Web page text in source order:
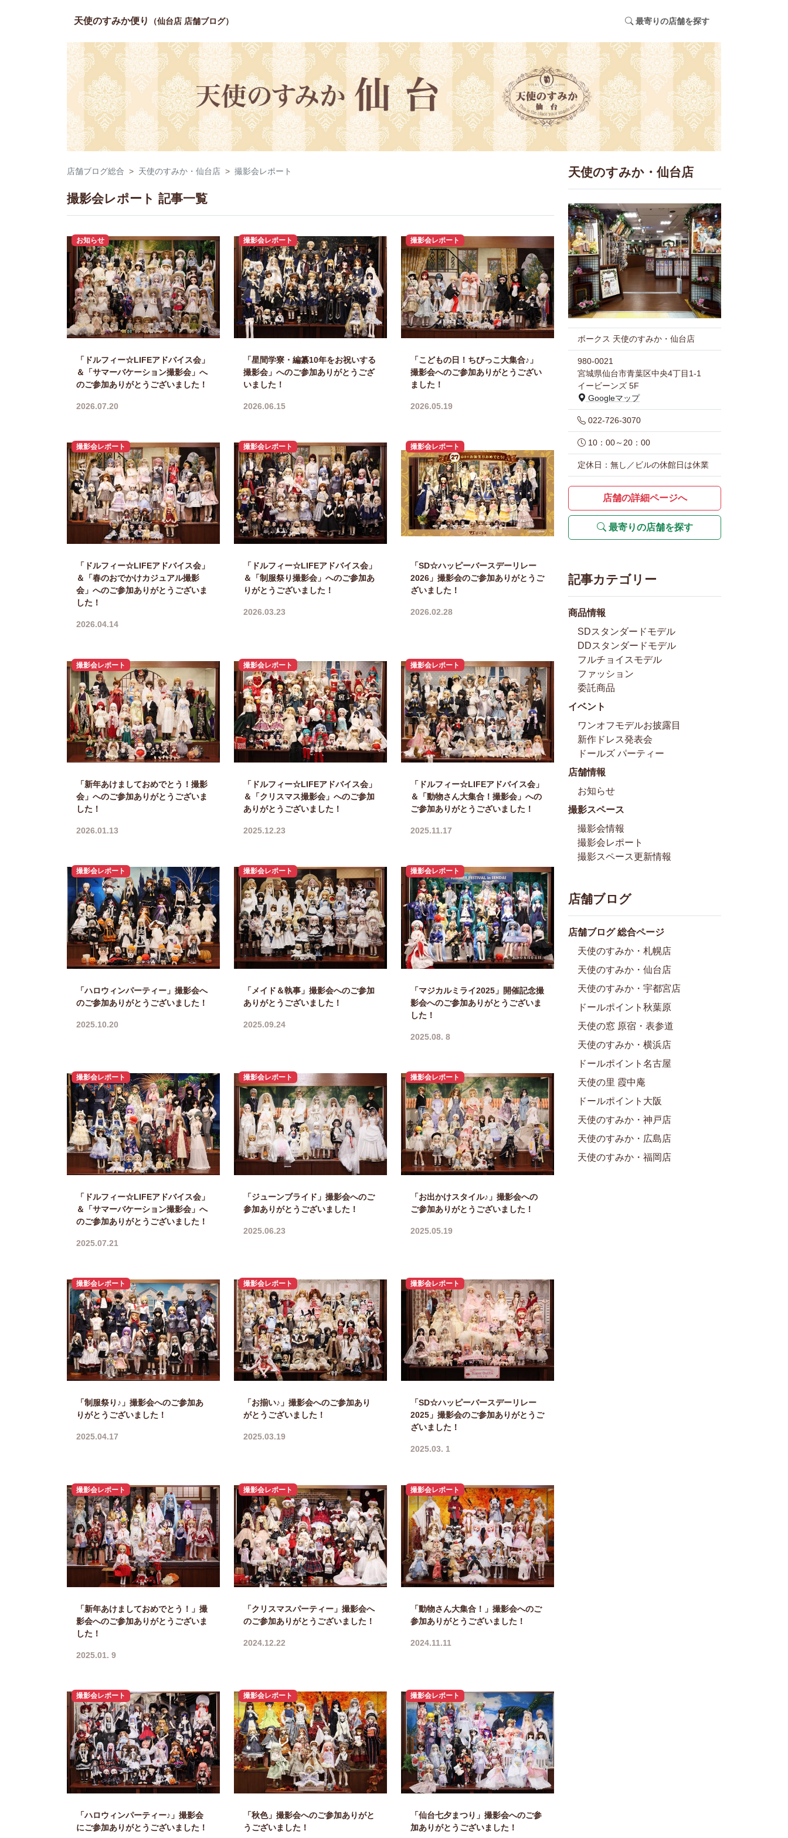
天使のすみか便り （仙台店 店舗ブログ） 最寄りの店舗を探す
店舗ブログ総合 天使のすみか・仙台店 撮影会レポート
撮影会レポート 記事一覧
お知らせ
「ドルフィー☆LIFEアドバイス会」
＆「サマーバケーション撮影会」へ
のご参加ありがとうございました！
2026.07.20
撮影会レポート
「星間学寮・編纂10年をお祝いする
撮影会」へのご参加ありがとうござ
いました！
2026.06.15
撮影会レポート
「こどもの日！ちびっこ大集合♪」
撮影会へのご参加ありがとうござい
ました！
2026.05.19
撮影会レポート
「ドルフィー☆LIFEアドバイス会」
＆「春のおでかけカジュアル撮影
会」へのご参加ありがとうございま
した！
2026.04.14
撮影会レポート
「ドルフィー☆LIFEアドバイス会」
＆「制服祭り撮影会」へのご参加あ
りがとうございました！
2026.03.23
撮影会レポート
「SD☆ハッピーバースデーリレー
2026」撮影会のご参加ありがとうご
ざいました！
2026.02.28
撮影会レポート
「新年あけましておめでとう！撮影
会」へのご参加ありがとうございま
した！
2026.01.13
撮影会レポート
「ドルフィー☆LIFEアドバイス会」
＆「クリスマス撮影会」へのご参加
ありがとうございました！
2025.12.23
撮影会レポート
「ドルフィー☆LIFEアドバイス会」
＆「動物さん大集合！撮影会」への
ご参加ありがとうございました！
2025.11.17
撮影会レポート
「ハロウィンパーティー」撮影会へ
のご参加ありがとうございました！
2025.10.20
撮影会レポート
「メイド＆執事」撮影会へのご参加
ありがとうございました！
2025.09.24
撮影会レポート
「マジカルミライ2025」開催記念撮
影会へのご参加ありがとうございま
した！
2025.08. 8
撮影会レポート
「ドルフィー☆LIFEアドバイス会」
＆「サマーバケーション撮影会」へ
のご参加ありがとうございました！
2025.07.21
撮影会レポート
「ジューンブライド」撮影会へのご
参加ありがとうございました！
2025.06.23
撮影会レポート
「お出かけスタイル♪」撮影会への
ご参加ありがとうございました！
2025.05.19
撮影会レポート
「制服祭り♪」撮影会へのご参加あ
りがとうございました！
2025.04.17
撮影会レポート
「お揃い♪」撮影会へのご参加あり
がとうございました！
2025.03.19
撮影会レポート
「SD☆ハッピーバースデーリレー
2025」撮影会のご参加ありがとうご
ざいました！
2025.03. 1
撮影会レポート
「新年あけましておめでとう！」撮
影会へのご参加ありがとうございま
した！
2025.01. 9
撮影会レポート
「クリスマスパーティー」撮影会へ
のご参加ありがとうございました！
2024.12.22
撮影会レポート
「動物さん大集合！」撮影会へのご
参加ありがとうございました！
2024.11.11
撮影会レポート
「ハロウィンパーティー♪」撮影会
にご参加ありがとうございました！
撮影会レポート
「秋色」撮影会へのご参加ありがと
うございました！
撮影会レポート
「仙台七夕まつり」撮影会へのご参
加ありがとうございました！
天使のすみか・仙台店
ボークス 天使のすみか・仙台店
980-0021
宮城県仙台市青葉区中央4丁目1-1
イービーンズ 5F
Googleマップ
022-726-3070
10：00～20：00
定休日：無し／ビルの休館日は休業
店舗の詳細ページへ
最寄りの店舗を探す
記事カテゴリー
商品情報
SDスタンダードモデル
DDスタンダードモデル
フルチョイスモデル
ファッション
委託商品
イベント
ワンオフモデルお披露目
新作ドレス発表会
ドールズ パーティー
店舗情報
お知らせ
撮影スペース
撮影会情報
撮影会レポート
撮影スペース更新情報
店舗ブログ
店舗ブログ 総合ページ
天使のすみか・札幌店
天使のすみか・仙台店
天使のすみか・宇都宮店
ドールポイント秋葉原
天使の窓 原宿・表参道
天使のすみか・横浜店
ドールポイント名古屋
天使の里 霞中庵
ドールポイント大阪
天使のすみか・神戸店
天使のすみか・広島店
天使のすみか・福岡店